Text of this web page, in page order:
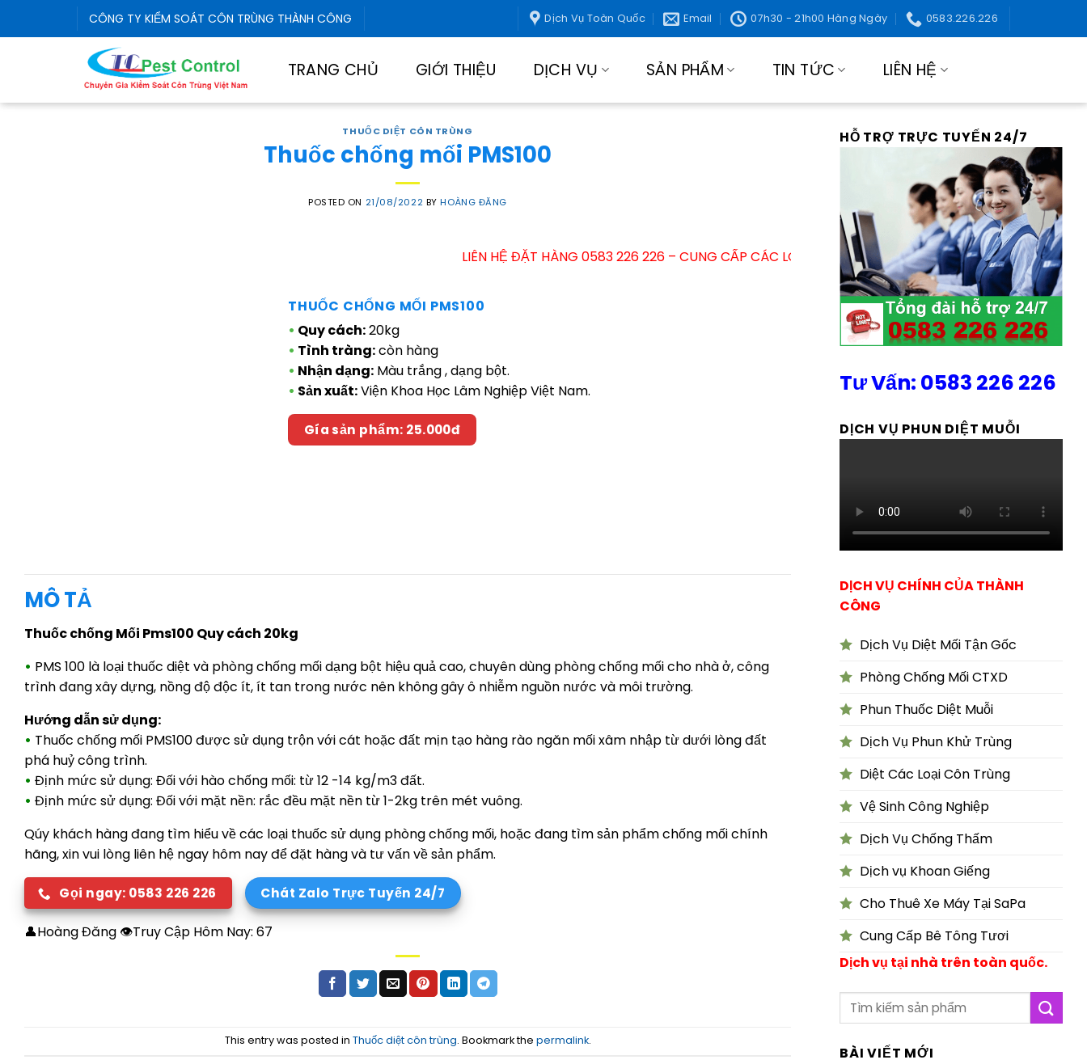
CÔNG TY KIỂM SOÁT CÔN TRÙNG THÀNH CÔNG Dịch Vụ Toàn Quốc Email 07h30 - 21h00 Hàng Ngày 0583.226.226
TRANG CHỦ GIỚI THIỆU DỊCH VỤ SẢN PHẨM TIN TỨC LIÊN HỆ
THUỐC DIỆT CÔN TRÙNG
Thuốc chống mối PMS100
POSTED ON 21/08/2022 BYHOÀNG ĐĂNG
LIÊN HỆ ĐẶT HÀNG 0583 226 226 – CUNG CẤP CÁC LOẠI THUỐC DIỆT MUỖI – DIỆT CÔN TRÙNG UY TÍN –
THUỐC CHỐNG MỐI PMS100
• Quy cách:20kg
• Tình tràng:còn hàng
• Nhận dạng:Màu trắng , dạng bột.
• Sản xuất:Viện Khoa Học Lâm Nghiệp Việt Nam.
Gía sản phẩm: 25.000đ
MÔ TẢ
Thuốc chống Mối Pms100 Quy cách 20kg
• PMS 100 là loại thuốc diệt và phòng chống mối dạng bột hiệu quả cao, chuyên dùng phòng chống mối cho nhà ở, công
trình đang xây dựng, nồng độ độc ít, ít tan trong nước nên không gây ô nhiễm nguồn nước và môi trường.
Hướng dẫn sử dụng:
• Thuốc chống mối PMS100 được sử dụng trộn với cát hoặc đất mịn tạo hàng rào ngăn mối xâm nhập từ dưới lòng đất
phá huỷ công trình.
• Định mức sử dụng: Đối với hào chống mối: từ 12 -14 kg/m3 đất.
• Định mức sử dụng: Đối với mặt nền: rắc đều mặt nền từ 1-2kg trên mét vuông.
Qúy khách hàng đang tìm hiểu về các loại thuốc sử dụng phòng chống mối, hoặc đang tìm sản phẩm chống mối chính
hãng, xin vui lòng liên hệ ngay hôm nay để đặt hàng và tư vấn về sản phẩm.
Gọi ngay: 0583 226 226 Chát Zalo Trực Tuyến 24/7
👤Hoàng Đăng 👁Truy Cập Hôm Nay: 67
This entry was posted in Thuốc diệt côn trùng. Bookmark the permalink.
HỖ TRỢ TRỰC TUYẾN 24/7
Tư Vấn: 0583 226 226
DỊCH VỤ PHUN DIỆT MUỖI
DỊCH VỤ CHÍNH CỦA THÀNH
CÔNG
Dịch Vụ Diệt Mối Tận Gốc
Phòng Chống Mối CTXD
Phun Thuốc Diệt Muỗi
Dịch Vụ Phun Khử Trùng
Diệt Các Loại Côn Trùng
Vệ Sinh Công Nghiệp
Dịch Vụ Chống Thấm
Dịch vụ Khoan Giếng
Cho Thuê Xe Máy Tại SaPa
Cung Cấp Bê Tông Tươi
Dịch vụ tại nhà trên toàn quốc.
BÀI VIẾT MỚI